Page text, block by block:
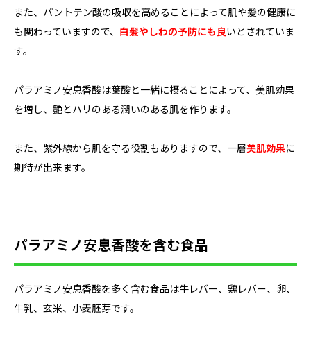
また、パントテン酸の吸収を高めることによって肌や髪の健康に
も関わっていますので、 白髪やしわの予防にも良いとされていま
す。
パラアミノ安息香酸は葉酸と一緒に摂ることによって、美肌効果
を増し、艶とハリのある潤いのある肌を作ります。
また、紫外線から肌を守る役割もありますので、一層美肌効果に
期待が出来ます。
パラアミノ安息香酸を含む食品
パラアミノ安息香酸を多く含む食品は牛レバー、鶏レバー、卵、
牛乳、玄米、小麦胚芽です。